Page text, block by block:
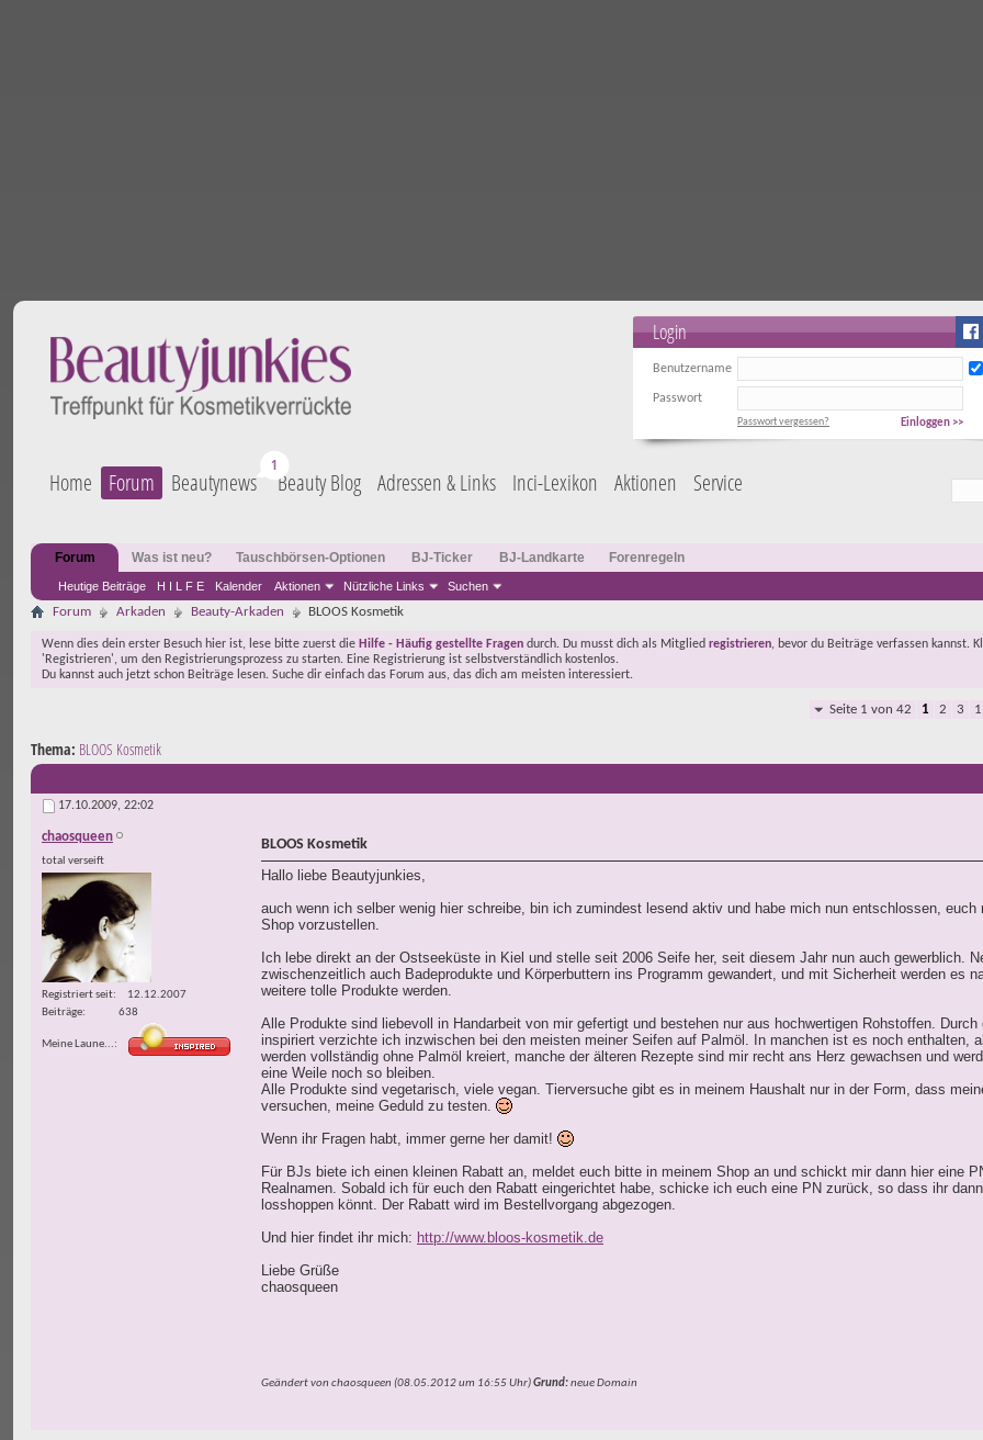
Login
Benutzername
Passwort
Einloggen >>
Passwort vergessen?
Home Forum Beautynews Beauty Blog Adressen & Links Inci-Lexikon Aktionen Service
Forum
Heutige Beiträge H I L F E Kalender Aktionen Nützliche Links Suchen
Was ist neu? Tauschbörsen-Optionen BJ-Ticker BJ-Landkarte Forenregeln
Forum Arkaden Beauty-Arkaden BLOOS Kosmetik
Wenn dies dein erster Besuch hier ist, lese bitte zuerst die Hilfe - Häufig gestellte Fragen durch. Du musst dich als Mitglied registrieren, bevor du Beiträge verfassen kannst.
'Registrieren', um den Registrierungsprozess zu starten. Eine Registrierung ist selbstverständlich kostenlos.
Du kannst auch jetzt schon Beiträge lesen. Suche dir einfach das Forum aus, das dich am meisten interessiert.
Seite 1 von 42 1 2 3
Thema: BLOOS Kosmetik
17.10.2009, 22:02
chaosqueen
total verseift
Registriert seit
12.12.2007
Beiträge
638
Meine Laune...
BLOOS Kosmetik
Hallo liebe Beautyjunkies,
auch wenn ich selber wenig hier schreibe, bin ich zumindest lesend aktiv und habe mich nun entschlossen, euch
Shop vorzustellen.
Ich lebe direkt an der Ostseeküste in Kiel und stelle seit 2006 Seife her, seit diesem Jahr nun auch gewerblich.
zwischenzeitlich auch Badeprodukte und Körperbuttern ins Programm gewandert, und mit Sicherheit werden es
weitere tolle Produkte werden.
Alle Produkte sind liebevoll in Handarbeit von mir gefertigt und bestehen nur aus hochwertigen Rohstoffen. Durch
inspiriert verzichte ich inzwischen bei den meisten meiner Seifen auf Palmöl. In manchen ist es noch enthalten,
werden vollständig ohne Palmöl kreiert, manche der älteren Rezepte sind mir recht ans Herz gewachsen und
eine Weile noch so bleiben.
Alle Produkte sind vegetarisch, viele vegan. Tierversuche gibt es in meinem Haushalt nur in der Form, dass
versuchen, meine Geduld zu testen.
Wenn ihr Fragen habt, immer gerne her damit!
Für BJs biete ich einen kleinen Rabatt an, meldet euch bitte in meinem Shop an und schickt mir dann hier eine
Realnamen. Sobald ich für euch den Rabatt eingerichtet habe, schicke ich euch eine PN zurück, so dass ihr
losshoppen könnt. Der Rabatt wird im Bestellvorgang abgezogen.
Und hier findet ihr mich: http://www.bloos-kosmetik.de
Liebe Grüße
chaosqueen
Geändert von chaosqueen (08.05.2012 um 16:55 Uhr)Grund:neue Domain